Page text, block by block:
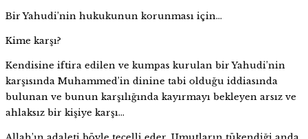
Bir Yahudi’nin hukukunun korunması için…
Kime karşı?
Kendisine iftira edilen ve kumpas kurulan bir Yahudi’nin
karşısında Muhammed’in dinine tabi olduğu iddiasında
bulunan ve bunun karşılığında kayırmayı bekleyen arsız ve
ahlaksız bir kişiye karşı…